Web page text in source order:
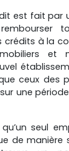
est fait par
crédits à la
et
ceux des
une
seul
de manière